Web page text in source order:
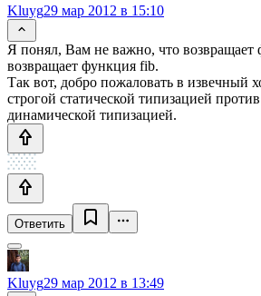
Kluyg29 мар 2012 в 15:10
Я понял, Вам не важно, что возвращает
возвращает функция fib.
Так вот, добро пожаловать в извечный
строгой статической типизацией
динамической типизацией.
Ответить
Kluyg29 мар 2012 в 13:49